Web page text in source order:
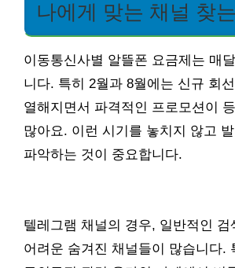
나에게 맞는 채널 찾
이동통신사별 알뜰폰 요금제는 매
니다. 특히 2월과 8월에는 신규 회
열해지면서 파격적인 프로모션이
많아요. 이런 시기를 놓치지 않고
파악하는 것이 중요합니다.
텔레그램 채널의 경우, 일반적인 검
어려운 숨겨진 채널들이 많습니다.